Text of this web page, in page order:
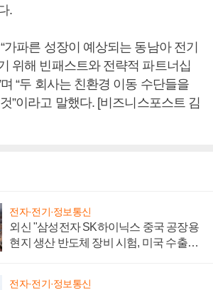
.
가파른 성장이 예상되는 동남아 전기
위해 빈패스트와 전략적 파트너십
“두 회사는 친환경 이동 수단들을
”이라고 말했다. [비즈니스포스트 김
전자·전기·정보통신
외신 "삼성전자 SK하이닉스 중국 공장용
현지 생산 반도체 장비 시험, 미국 수출통
전자·전기·정보통신